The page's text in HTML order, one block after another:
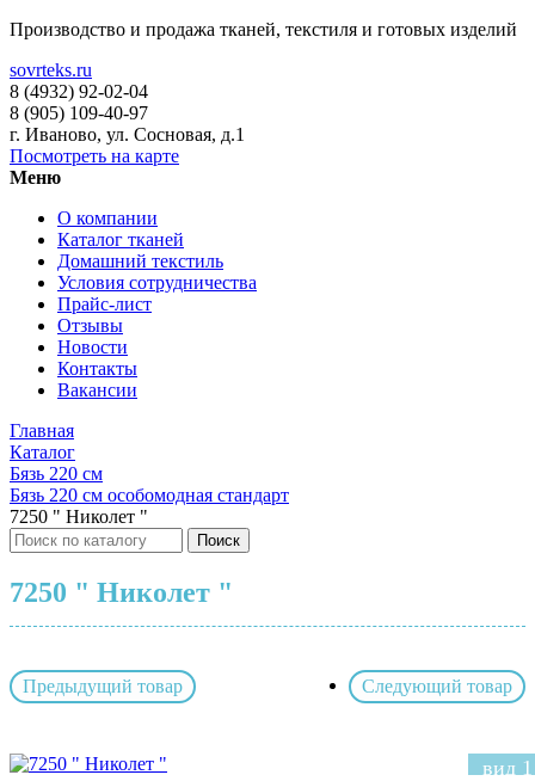
Производство и продажа тканей, текстиля и готовых изделий
sovrteks.ru
8 (4932) 92-02-04
8 (905) 109-40-97
г. Иваново, ул. Сосновая, д.1
Посмотреть на карте
Меню
О компании
Каталог тканей
Домашний текстиль
Условия сотрудничества
Прайс-лист
Отзывы
Новости
Контакты
Вакансии
Главная
Каталог
Бязь 220 см
Бязь 220 см особомодная стандарт
7250 " Николет "
Поиск
7250 " Николет "
Предыдущий товар Следующий товар
вид 1